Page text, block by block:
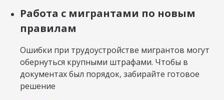
Работа с мигрантами по новым
правилам
Ошибки при трудоустройстве мигрантов могут
обернуться крупными штрафами. Чтобы в
документах был порядок, забирайте готовое
решение